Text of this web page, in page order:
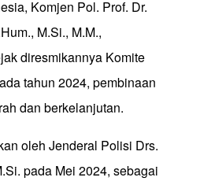
Komjen Pol. Prof. Dr.
M.Si., M.M.,
diresmikannya Komite
tahun 2024, pembinaan
dan berkelanjutan.
oleh Jenderal Polisi Drs.
pada Mei 2024, sebagai